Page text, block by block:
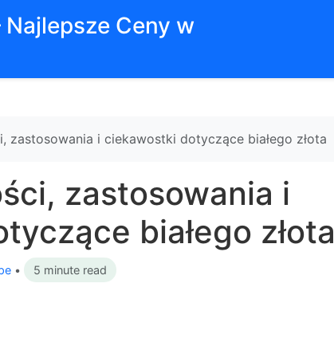
Ceny w
zastosowania i ciekawostki dotyczące białego złota
zastosowania i
białego złota
• 5 minute read